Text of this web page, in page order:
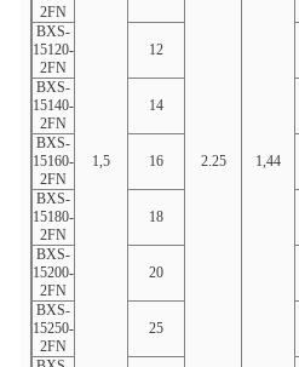
1,5 2.25 1,44
2FN
BXS-
15120-
2FN
12
BXS-
15140-
2FN
14
BXS-
15160-
2FN
16
BXS-
15180-
2FN
18
BXS-
15200-
2FN
20
BXS-
15250-
2FN
25